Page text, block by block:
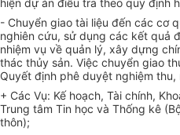
hiện dự án điều tra theo quy định
- Chuyển giao tài liệu đến các cơ
nghiên cứu, sử dụng các kết quả
nhiệm vụ về quản lý, xây dựng
thác thủy sản. Việc chuyển giao
Quyết định phê duyệt nghiệm
+ Các Vụ: Kế hoạch, Tài chính,
Trung tâm Tin học và Thống kê
thôn);